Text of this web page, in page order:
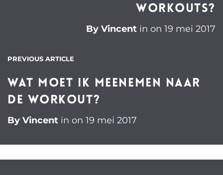
workouts?
By Vincent in on 19 mei 2017
PREVIOUS ARTICLE
Wat moet ik meenemen naar
de workout?
By Vincent in on 19 mei 2017